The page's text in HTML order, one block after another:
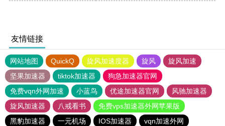
友情链接
网站地图 QuickQ 旋风加速度器 旋风
旋风加速
坚果加速器
tiktok加速器
狗急加速器官网
免费vqn外网加速
小蓝鸟 优途加速器官网
风驰加速器
旋风加速器
八戒看书
免费vps加速器外网苹果版
黑豹加速器
一元机场 IOS加速器
vqn加速外网